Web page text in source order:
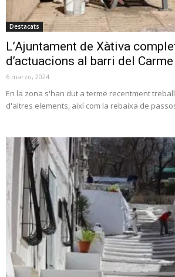
Destacats
L’Ajuntament de Xàtiva
d’actuacions al barri del Carme
6 marzo, 2024
En la zona s'han dut a terme recentment
d'altres elements, així com la rebaixa de